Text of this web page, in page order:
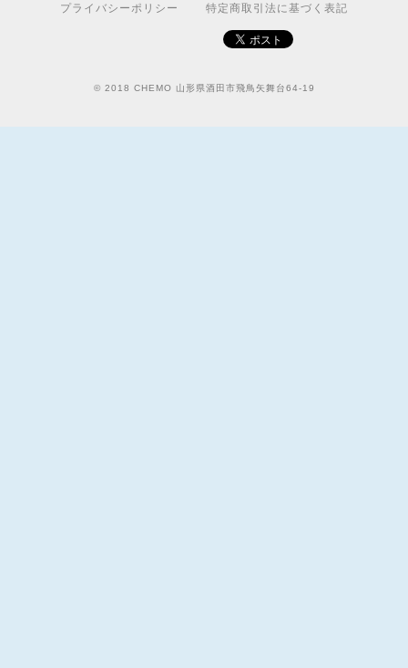
プライバシーポリシー 特定商取引法に基づく表記
© 2018 CHEMO 山形県酒田市飛鳥矢舞台64-19